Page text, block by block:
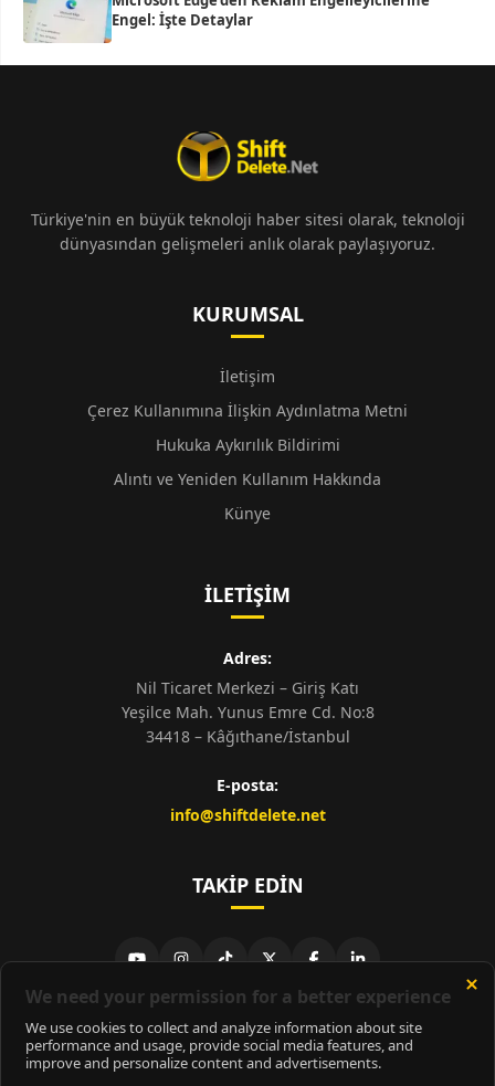
Engel: İşte Detaylar
Türkiye'nin en büyük teknoloji haber sitesi olarak, teknoloji
dünyasından gelişmeleri anlık olarak paylaşıyoruz.
KURUMSAL
İletişim
Çerez Kullanımına İlişkin Aydınlatma Metni
Hukuka Aykırılık Bildirimi
Alıntı ve Yeniden Kullanım Hakkında
Künye
İLETIŞIM
Adres:
Nil Ticaret Merkezi – Giriş Katı
Yeşilce Mah. Yunus Emre Cd. No:8
34418 – Kâğıthane/İstanbul
E-posta:
info@shiftdelete.net
TAKIP EDIN